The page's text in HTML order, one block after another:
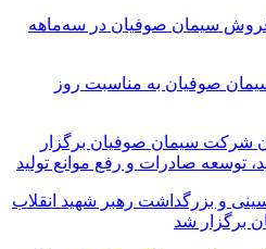
فروش سیمان صوفیان در سه‌ماهه
صوفیان به مناسبت روز
شرکت سیمان صوفیان برگزار
توسعه صادرات و رفع موانع تولید
و بزرگداشت رهبر شهید انقلاب
برگزار شد